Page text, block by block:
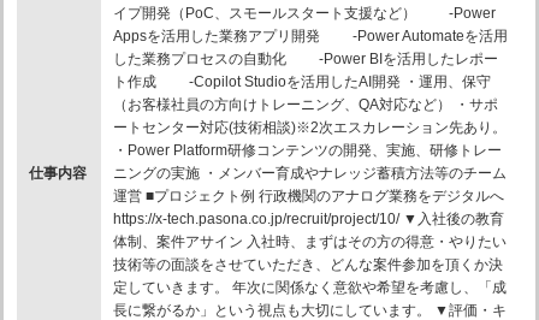
仕事内容
イプ開発（PoC、スモールスタート支援など） -Power
Appsを活用した業務アプリ開発 -Power Automateを活用
した業務プロセスの自動化 -Power BIを活用したレポー
ト作成 -Copilot Studioを活用したAI開発 ・運用、保守
（お客様社員の方向けトレーニング、QA対応など） ・サポ
ートセンター対応(技術相談)※2次エスカレーション先あり。
・Power Platform研修コンテンツの開発、実施、研修トレー
ニングの実施 ・メンバー育成やナレッジ蓄積方法等のチーム
運営 ■プロジェクト例 行政機関のアナログ業務をデジタルへ
https://x-tech.pasona.co.jp/recruit/project/10/ ▼入社後の教育
体制、案件アサイン 入社時、まずはその方の得意・やりたい
技術等の面談をさせていただき、どんな案件参加を頂くか決
定していきます。 年次に関係なく意欲や希望を考慮し、「成
長に繋がるか」という視点も大切にしています。 ▼評価・キ